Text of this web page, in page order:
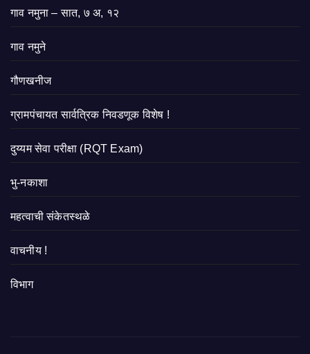
गाव नमुना – सात, ७ अ, १२
गाव नमुने
गौणखनीज
ग्रामपंचायत सार्वत्रिक निवडणूक विशेष !
दुय्यम सेवा परीक्षा (RQT Exam)
भु-नकाशा
महत्वाची संकेतस्थळे
वाचनीय !
विभाग